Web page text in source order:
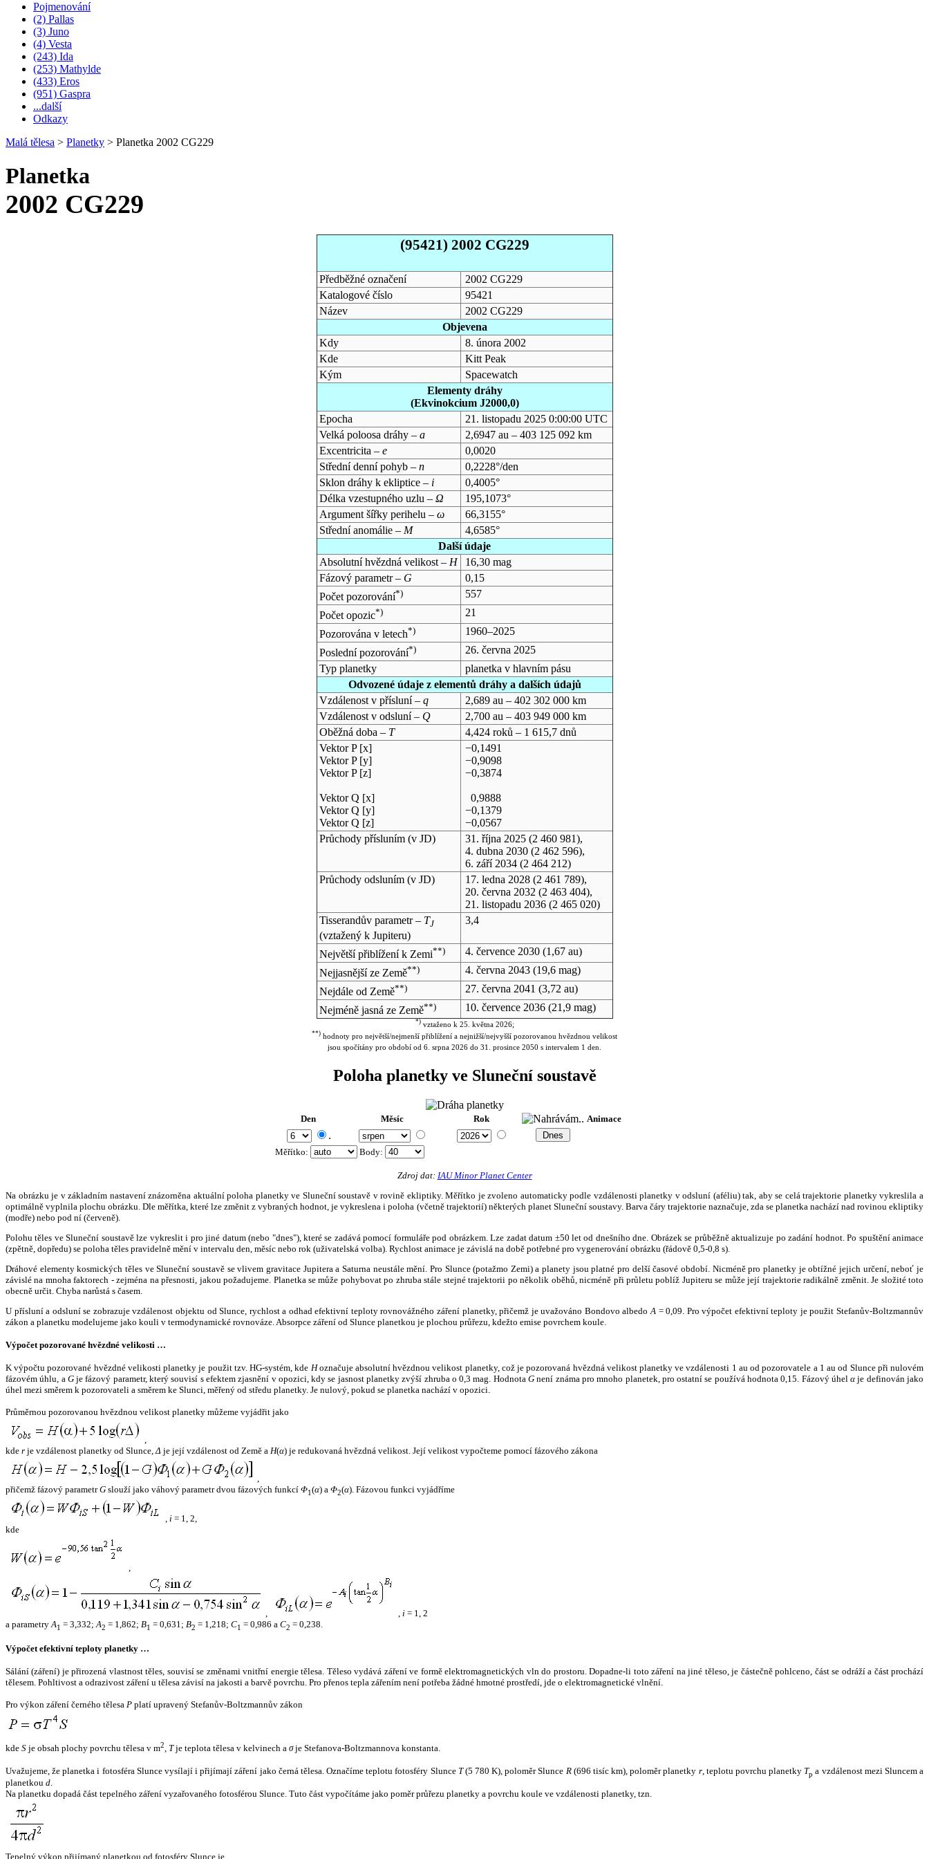
Pojmenování
(2) Pallas
(3) Juno
(4) Vesta
(243) Ida
(253) Mathylde
(433) Eros
(951) Gaspra
...další
Odkazy
Malá tělesa > Planetky > Planetka 2002 CG229
Planetka
2002 CG229
(95421) 2002 CG229
Předběžné označení
2002 CG229
Katalogové číslo
95421
Název
2002 CG229
Objevena
Kdy
8. února 2002
Kde
Kitt Peak
Kým
Spacewatch
Elementy dráhy
(Ekvinokcium J2000,0)
Epocha
21. listopadu 2025 0:00:00 UTC
Velká poloosa dráhy – a
2,6947 au – 403 125 092 km
Excentricita – e
0,0020
Střední denní pohyb – n
0,2228°/den
Sklon dráhy k ekliptice – i
0,4005°
Délka vzestupného uzlu – Ω
195,1073°
Argument šířky perihelu – ω
66,3155°
Střední anomálie – M
4,6585°
Další údaje
Absolutní hvězdná velikost – H
16,30 mag
Fázový parametr – G
0,15
Počet pozorování*)
557
Počet opozic*)
21
Pozorována v letech*)
1960–2025
Poslední pozorování*)
26. června 2025
Typ planetky
planetka v hlavním pásu
Odvozené údaje z elementů dráhy a dalších údajů
Vzdálenost v přísluní – q
2,689 au – 402 302 000 km
Vzdálenost v odsluní – Q
2,700 au – 403 949 000 km
Oběžná doba – T
4,424 roků – 1 615,7 dnů
Vektor P [x]
Vektor P [y]
Vektor P [z]
Vektor Q [x]
Vektor Q [y]
Vektor Q [z]
−0,1491
−0,9098
−0,3874
0,9888
−0,1379
−0,0567
Průchody přísluním (v JD) 31. října 2025(2 460 981),
4. dubna 2030(2 462 596),
6. září 2034(2 464 212)
Průchody odsluním (v JD) 17. ledna 2028(2 461 789),
20. června 2032 (2 463 404),
21. listopadu 2036(2 465 020)
Tisserandův parametr – TJ
(vztažený k Jupiteru)
3,4
Největší přiblížení k Zemi**) 4. července 2030(1,67 au)
Nejjasnější ze Země**) 4. června 2043(19,6 mag)
Nejdále od Země**) 27. června 2041 (3,72 au)
Nejméně jasná ze Země**) 10. července 2036(21,9 mag)
*)vztaženo k 25. května 2026;
**) hodnoty pro největší/nejmenší přiblížení a nejnižší/nejvyšší pozorovanou hvězdnou velikost
jsou spočítány pro období od 6. srpna 2026 do 31. prosince 2050 s intervalem 1 den.
Poloha planetky ve Sluneční soustavě
Den Měsíc Rok Animace
.
Měřítko: Body:
Zdroj dat: IAU Minor Planet Center
Na obrázku je v základním nastavení znázorněna aktuální poloha planetky ve Sluneční soustavě v rovině ekliptiky. Měřítko je zvoleno automaticky podle vzdálenosti planetky v odsluní (aféliu) tak, aby se celá trajektorie planetky vykreslila a
optimálně vyplnila plochu obrázku. Dle měřítka, které lze změnit z vybraných hodnot, je vykreslena i poloha (včetně trajektorií) některých planet Sluneční soustavy. Barva čáry trajektorie naznačuje, zda se planetka nachází nad rovinou ekliptiky
(modře) nebo pod ní (červeně).
Polohu těles ve Sluneční soustavě lze vykreslit i pro jiné datum (nebo "dnes"), které se zadává pomocí formuláře pod obrázkem. Lze zadat datum ±50 let od dnešního dne. Obrázek se průběžně aktualizuje po zadání hodnot. Po spuštění animace
(zpětně, dopředu) se poloha těles pravidelně mění v intervalu den, měsíc nebo rok (uživatelská volba). Rychlost animace je závislá na době potřebné pro vygenerování obrázku (řádově 0,5-0,8 s).
Dráhové elementy kosmických těles ve Sluneční soustavě se vlivem gravitace Jupitera a Saturna neustále mění. Pro Slunce (potažmo Zemi) a planety jsou platné pro delší časové období. Nicméně pro planetky je obtížné jejich určení, neboť je
závislé na mnoha faktorech - zejména na přesnosti, jakou požadujeme. Planetka se může pohybovat po zhruba stále stejné trajektorii po několik oběhů, nicméně při průletu poblíž Jupiteru se může její trajektorie radikálně změnit. Je složité toto
obecně určit. Chyba narůstá s časem.
U přísluní a odsluní se zobrazuje vzdálenost objektu od Slunce, rychlost a odhad efektivní teploty rovnovážného záření planetky, přičemž je uvažováno Bondovo albedo A = 0,09. Pro výpočet efektivní teploty je použit Stefanův-Boltzmannův
zákon a planetku modelujeme jako kouli v termodynamické rovnováze. Absorpce záření od Slunce planetkou je plochou průřezu, kdežto emise povrchem koule.
Výpočet pozorované hvězdné velikosti …
K výpočtu pozorované hvězdné velikosti planetky je použit tzv. HG-systém, kde Hoznačuje absolutní hvězdnou velikost planetky, což je pozorovaná hvězdná velikost planetky ve vzdálenosti 1 au od pozorovatele a 1 au od Slunce při nulovém
fázovém úhlu, a Gje fázový parametr, který souvisí s efektem zjasnění v opozici, kdy se jasnost planetky zvýší zhruba o 0,3 mag. HodnotaG není známa pro mnoho planetek, pro ostatní se používá hodnota 0,15. Fázový úhelα je definován jako
úhel mezi směrem k pozorovateli a směrem ke Slunci, měřený od středu planetky. Je nulový, pokud se planetka nachází v opozici.
Průměrnou pozorovanou hvězdnou velikost planetky můžeme vyjádřit jako
,
kde r je vzdálenost planetky od Slunce,Δ je její vzdálenost od Země a H(α) je redukovaná hvězdná velikost. Její velikost vypočteme pomocí fázového zákona
,
přičemž fázový parametrG slouží jako váhový parametr dvou fázových funkcí Φ1(α) a Φ2(α). Fázovou funkci vyjádříme
, i = 1, 2,
kde
,
, , i = 1, 2
a parametryA1 = 3,332;A2 = 1,862; B1 = 0,631; B2 = 1,218; C1 = 0,986 a C2 = 0,238.
Výpočet efektivní teploty planetky …
Sálání (záření) je přirozená vlastnost těles, souvisí se změnami vnitřní energie tělesa. Těleso vydává záření ve formě elektromagnetických vln do prostoru. Dopadne-li toto záření na jiné těleso, je částečně pohlceno, část se odráží a část prochází
tělesem. Pohltivost a odrazivost záření u tělesa závisí na jakosti a barvě povrchu. Pro přenos tepla zářením není potřeba žádné hmotné prostředí, jde o elektromagnetické vlnění.
Pro výkon záření černého tělesa P platí upravený Stefanův-Boltzmannův zákon
kde S je obsah plochy povrchu tělesa v m2, Tje teplota tělesa v kelvinech a σje Stefanova-Boltzmannova konstanta.
Uvažujeme, že planetka i fotosféra Slunce vysílají i přijímají záření jako černá tělesa. Označíme teplotu fotosféry Slunce T(5 780 K), poloměr Slunce R(696 tisíc km), poloměr planetky r, teplotu povrchu planetky Tp a vzdálenost mezi Sluncem a
planetkou d.
Na planetku dopadá část tepelného záření vyzařovaného fotosférou Slunce. Tuto část vypočítáme jako poměr průřezu planetky a povrchu koule ve vzdálenosti planetky, tzn.
Tepelný výkon přijímaný planetkou od fotosféry Slunce je